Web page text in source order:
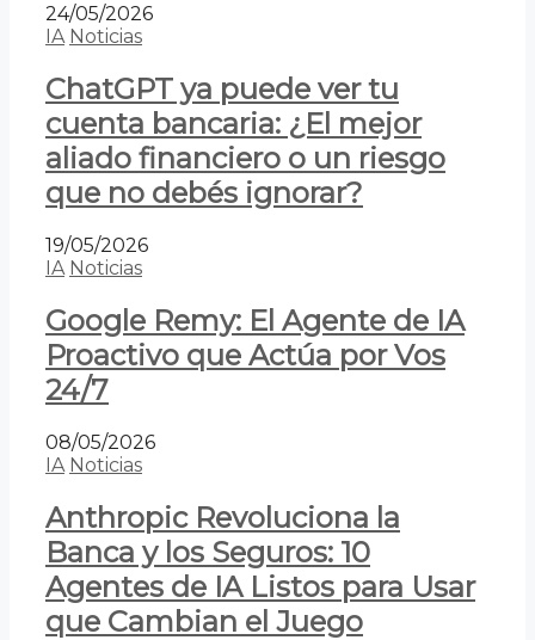
24/05/2026
IA Noticias
ChatGPT ya puede ver tu
cuenta bancaria: ¿El mejor
aliado financiero o un riesgo
que no debés ignorar?
19/05/2026
IA Noticias
Google Remy: El Agente de IA
Proactivo que Actúa por Vos
24/7
08/05/2026
IA Noticias
Anthropic Revoluciona la
Banca y los Seguros: 10
Agentes de IA Listos para Usar
que Cambian el Juego